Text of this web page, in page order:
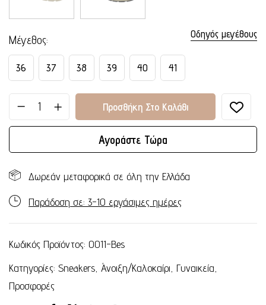
Οδηγός μεγέθους
Μέγεθος
36 37 38 39 40 41
Προσθήκη Στο Καλάθι
Αγοράστε Τώρα
Δωρεάν μεταφορικά σε όλη την Ελλάδα
Παράδοση σε: 3-10 εργάσιμες ημέρες
Κωδικός Προϊόντος: 0011-Bes
Κατηγορίες: Sneakers Άνοιξη/Καλοκαίρι Γυναικεία
Προσφορές